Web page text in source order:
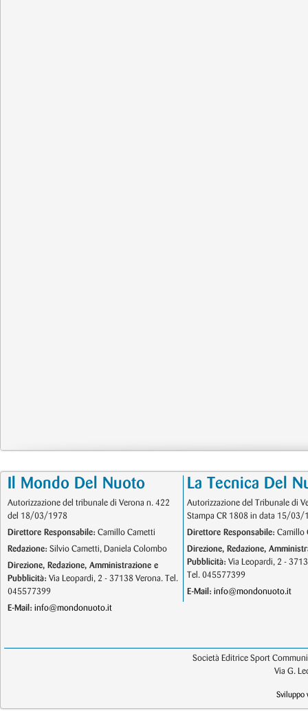
Il Mondo Del Nuoto
Autorizzazione del tribunale di Verona n. 422
del 18/03/1978
Direttore Responsabile: Camillo Cametti
Redazione: Silvio Cametti, Daniela Colombo
Direzione, Redazione, Amministrazione e
Pubblicità: Via Leopardi, 2 - 37138 Verona. Tel.
045577399
E-Mail: info@mondonuoto.it
La Tecnica Del
Autorizzazione del Tribunale di
Stampa CR 1808 in data 15/03/
Direttore Responsabile: Camillo
Direzione, Redazione,
Pubblicità: Via Leopardi, 2 -
Tel. 045577399
E-Mail: info@mondonuoto.it
Società Editrice Sport
Via G.
Sviluppo